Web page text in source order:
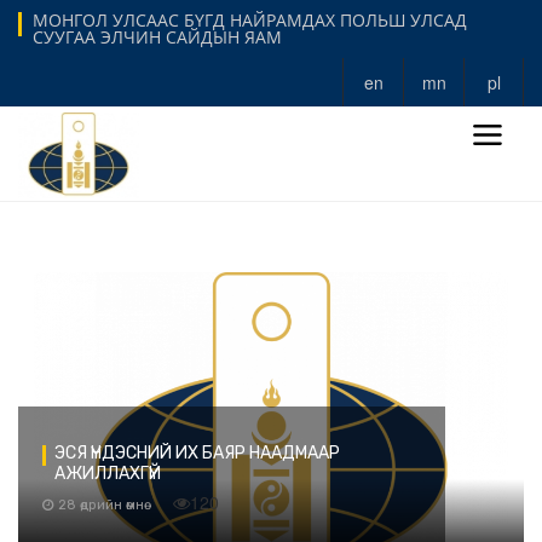
МОНГОЛ УЛСААС БҮГД НАЙРАМДАХ ПОЛЬШ УЛСАД
СУУГАА ЭЛЧИН САЙДЫН ЯАМ
en mn pl
ЭСЯ ҮНДЭСНИЙ ИХ БАЯР НААДМААР
АЖИЛЛАХГҮЙ
28 өдрийн өмнө 120